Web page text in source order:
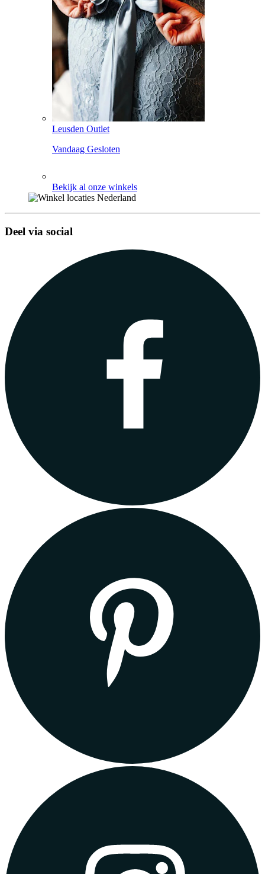
Leusden Outlet
Vandaag Gesloten
Bekijk al onze winkels
Deel via social